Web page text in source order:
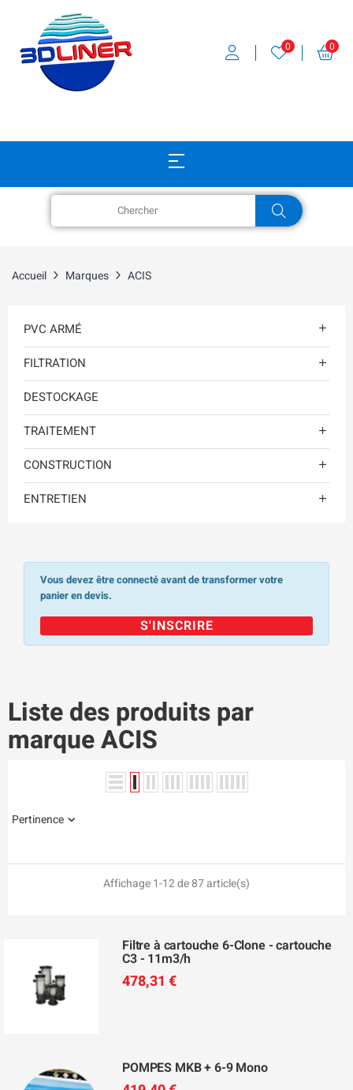
0 0
Accueil Marques ACIS
PVC ARMÉ 
FILTRATION 
DESTOCKAGE
TRAITEMENT

CONSTRUCTION 
ENTRETIEN 
Vous devez être connecté avant de transformer votre
panier en devis.
S'INSCRIRE
Liste des produits par
marque ACIS
Pertinence
Affichage 1-12 de 87 article(s)
Filtre à cartouche 6-Clone - cartouche
C3 - 11m3/h
478,31 €
POMPES MKB + 6-9 Mono